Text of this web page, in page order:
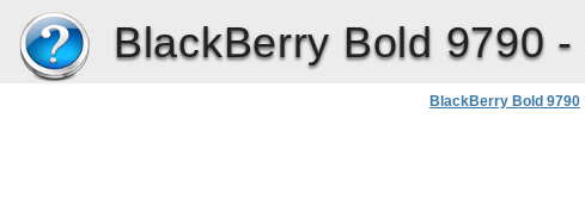
BlackBerry Bold 9790 -
BlackBerry Bold 9790